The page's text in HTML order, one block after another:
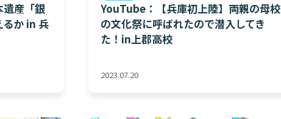
遺産「銀
るか in 兵
YouTube：【兵庫初上陸】両親の母校
の文化祭に呼ばれたので潜入してき
た！in上郡高校
2023.07.20